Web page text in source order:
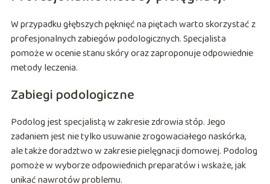
W przypadku głębszych pęknięć na piętach warto skorzystać z
profesjonalnych zabiegów podologicznych. Specjalista
pomoże w ocenie stanu skóry oraz zaproponuje odpowiednie
metody leczenia.
Zabiegi podologiczne
Podolog jest specjalistą w zakresie zdrowia stóp. Jego
zadaniem jest nie tylko usuwanie zrogowaciałego naskórka,
ale także doradztwo w zakresie pielęgnacji domowej. Podolog
pomoże w wyborze odpowiednich preparatów i wskaże, jak
unikać nawrotów problemu.